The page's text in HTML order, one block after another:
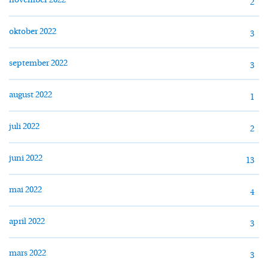
2
oktober 2022 3
september 2022 3
august 2022 1
juli 2022 2
juni 2022 13
mai 2022 4
april 2022 3
mars 2022 3